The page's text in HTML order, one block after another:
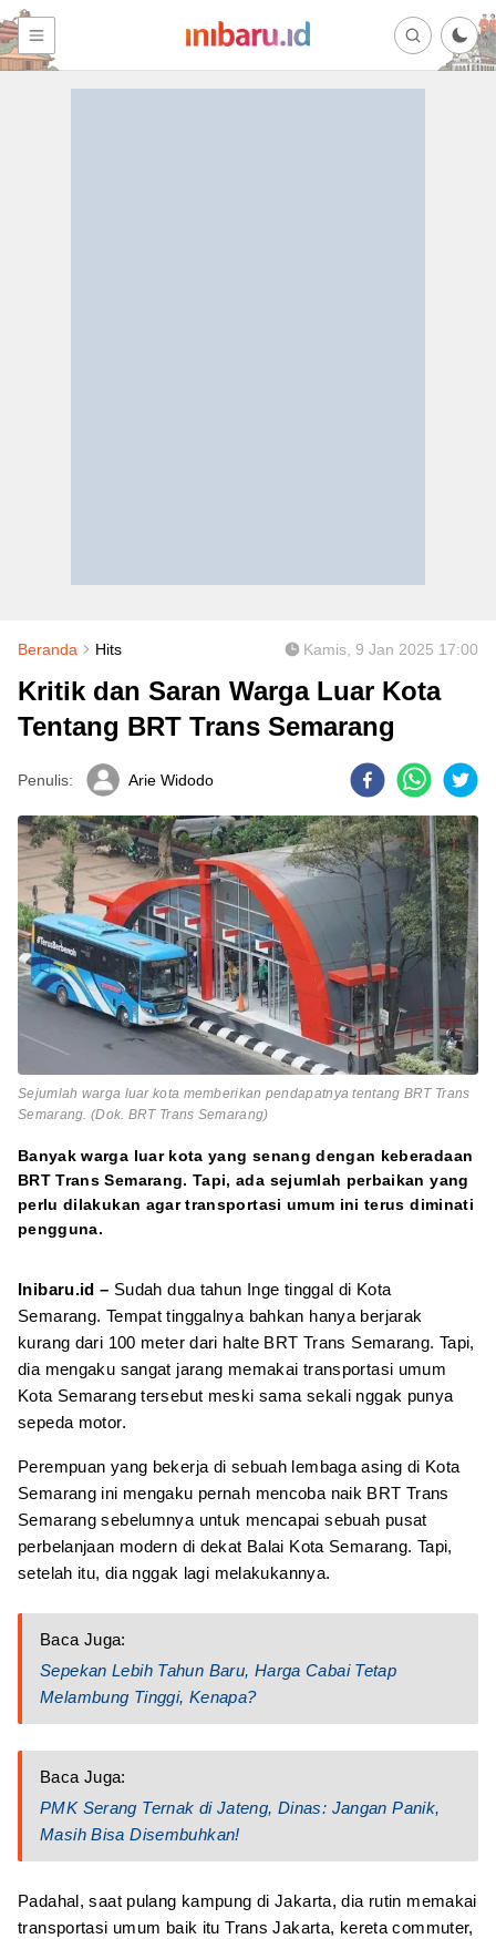
Beranda Hits Kamis, 9 Jan 2025 17:00
Kritik dan Saran Warga Luar Kota
Tentang BRT Trans Semarang
Penulis: Arie Widodo
Sejumlah warga luar kota memberikan pendapatnya tentang BRT Trans
Semarang. (Dok. BRT Trans Semarang)
Banyak warga luar kota yang senang dengan keberadaan
BRT Trans Semarang. Tapi, ada sejumlah perbaikan yang
perlu dilakukan agar transportasi umum ini terus diminati
pengguna.
Inibaru.id – Sudah dua tahun Inge tinggal di Kota
Semarang. Tempat tinggalnya bahkan hanya berjarak
kurang dari 100 meter dari halte BRT Trans Semarang. Tapi,
dia mengaku sangat jarang memakai transportasi umum
Kota Semarang tersebut meski sama sekali nggak punya
sepeda motor.
Perempuan yang bekerja di sebuah lembaga asing di Kota
Semarang ini mengaku pernah mencoba naik BRT Trans
Semarang sebelumnya untuk mencapai sebuah pusat
perbelanjaan modern di dekat Balai Kota Semarang. Tapi,
setelah itu, dia nggak lagi melakukannya.
Baca Juga:
Sepekan Lebih Tahun Baru, Harga Cabai Tetap
Melambung Tinggi, Kenapa?
Baca Juga:
PMK Serang Ternak di Jateng, Dinas: Jangan Panik,
Masih Bisa Disembuhkan!
Padahal, saat pulang kampung di Jakarta, dia rutin memakai
transportasi umum baik itu Trans Jakarta, kereta commuter,